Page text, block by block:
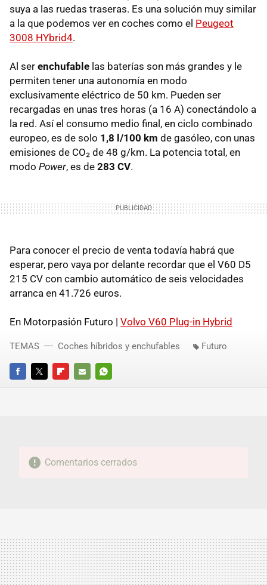
suya a las ruedas traseras. Es una solución muy similar
a la que podemos ver en coches como el Peugeot
3008 HYbrid4.
Al ser enchufable las baterías son más grandes y le
permiten tener una autonomía en modo
exclusivamente eléctrico de 50 km. Pueden ser
recargadas en unas tres horas (a 16 A) conectándolo a
la red. Así el consumo medio final, en ciclo combinado
europeo, es de solo 1,8 l/100 km de gasóleo, con unas
emisiones de CO₂ de 48 g/km. La potencia total, en
modo Power, es de 283 CV.
Para conocer el precio de venta todavía habrá que
esperar, pero vaya por delante recordar que el V60 D5
215 CV con cambio automático de seis velocidades
arranca en 41.726 euros.
En Motorpasión Futuro | Volvo V60 Plug-in Hybrid
FACEBOOKTWITTERFLIPBOARD
E-
WHATSAPP
TEMAS Coches híbridos y enchufables Futuro
Comentarios cerrados